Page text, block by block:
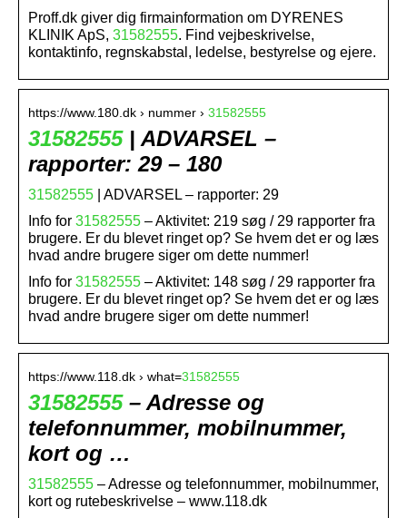
Proff.dk giver dig firmainformation om DYRENES
KLINIK ApS, 31582555. Find vejbeskrivelse,
kontaktinfo, regnskabstal, ledelse, bestyrelse og ejere.
https://www.180.dk › nummer › 31582555
31582555| ADVARSEL –
rapporter: 29 – 180
31582555 | ADVARSEL – rapporter: 29
Info for 31582555 – Aktivitet: 219 søg / 29 rapporter fra
brugere. Er du blevet ringet op? Se hvem det er og læs
hvad andre brugere siger om dette nummer!
Info for 31582555 – Aktivitet: 148 søg / 29 rapporter fra
brugere. Er du blevet ringet op? Se hvem det er og læs
hvad andre brugere siger om dette nummer!
https://www.118.dk › what=31582555
31582555– Adresse og
telefonnummer, mobilnummer,
kort og …
31582555 – Adresse og telefonnummer, mobilnummer,
kort og rutebeskrivelse – www.118.dk